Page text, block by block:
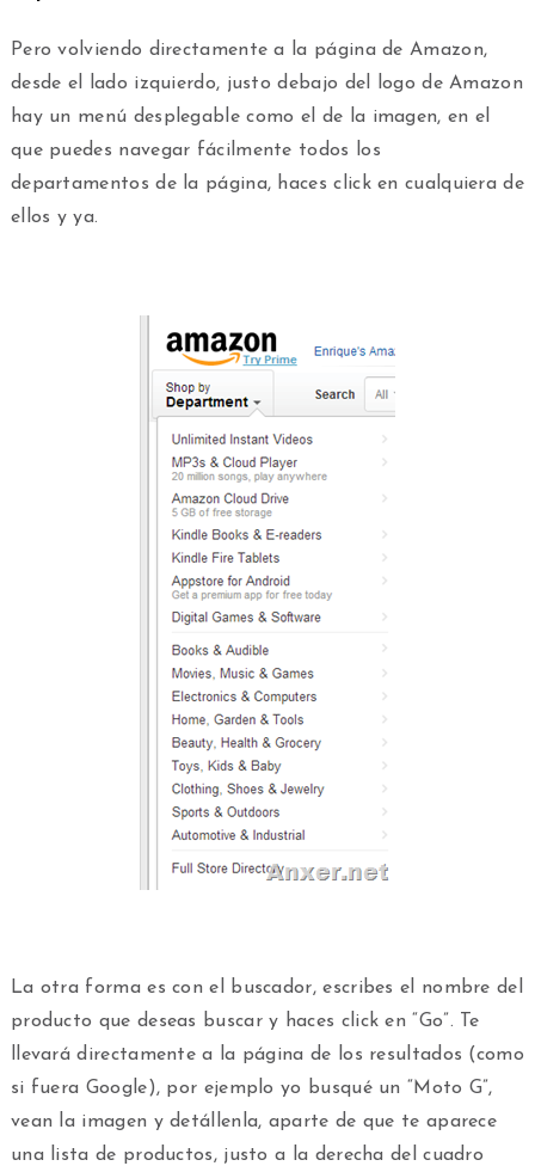
Pero volviendo directamente a la página de Amazon,
desde el lado izquierdo, justo debajo del logo de Amazon
hay un menú desplegable como el de la imagen, en el
que puedes navegar fácilmente todos los
departamentos de la página, haces click en cualquiera de
ellos y ya.
La otra forma es con el buscador, escribes el nombre del
producto que deseas buscar y haces click en “Go”. Te
llevará directamente a la página de los resultados (como
si fuera Google), por ejemplo yo busqué un “Moto G”,
vean la imagen y detállenla, aparte de que te aparece
una lista de productos, justo a la derecha del cuadro